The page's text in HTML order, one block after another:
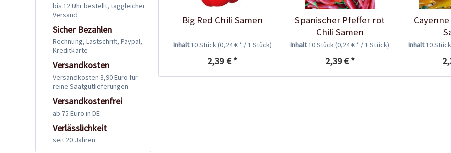
bis 12 Uhr bestellt, taggleicher
Versand
Sicher Bezahlen
Rechnung, Lastschrift, Paypal,
Kreditkarte
Versandkosten
Versandkosten 3,90 Euro für
reine Saatgutlieferungen
Versandkostenfrei
ab 75 Euro in DE
Verlässlichkeit
seit 20 Jahren
Big Red Chili Samen
Inhalt10 Stück(0,24 € * / 1 Stück)
2,39 € *
Spanischer Pfeffer rot
Chili Samen
Inhalt10 Stück(0,24 € * / 1 Stück)
2,39 € *
Inhalt10 Stück